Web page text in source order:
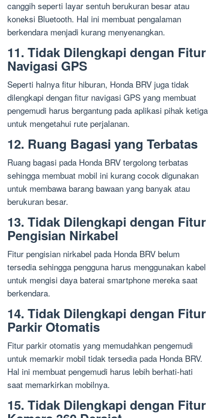
canggih seperti layar sentuh berukuran besar atau
koneksi Bluetooth. Hal ini membuat pengalaman
berkendara menjadi kurang menyenangkan.
11. Tidak Dilengkapi dengan Fitur
Navigasi GPS
Seperti halnya fitur hiburan, Honda BRV juga tidak
dilengkapi dengan fitur navigasi GPS yang membuat
pengemudi harus bergantung pada aplikasi pihak ketiga
untuk mengetahui rute perjalanan.
12. Ruang Bagasi yang Terbatas
Ruang bagasi pada Honda BRV tergolong terbatas
sehingga membuat mobil ini kurang cocok digunakan
untuk membawa barang bawaan yang banyak atau
berukuran besar.
13. Tidak Dilengkapi dengan Fitur
Pengisian Nirkabel
Fitur pengisian nirkabel pada Honda BRV belum
tersedia sehingga pengguna harus menggunakan kabel
untuk mengisi daya baterai smartphone mereka saat
berkendara.
14. Tidak Dilengkapi dengan Fitur
Parkir Otomatis
Fitur parkir otomatis yang memudahkan pengemudi
untuk memarkir mobil tidak tersedia pada Honda BRV.
Hal ini membuat pengemudi harus lebih berhati-hati
saat memarkirkan mobilnya.
15. Tidak Dilengkapi dengan Fitur